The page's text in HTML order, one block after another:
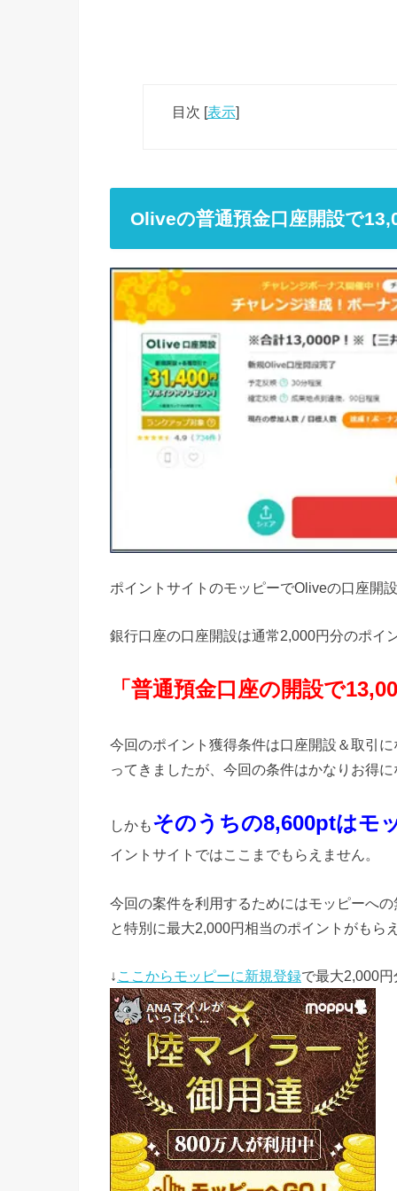
目次 [表示]
Oliveの普通預金口座開設で
ポイントサイトのモッピーでOliveの口座開
銀行口座の口座開設は通常2,000円分のポイ
「普通預金口座の開設で13,0
今回のポイント獲得条件は口座開設＆取引
ってきましたが、今回の条件はかなりお得
しかもそのうちの8,600ptはモ
イントサイトではここまでもらえません。
今回の案件を利用するためにはモッピーへ
と特別に最大2,000円相当のポイントがもら
↓ ここからモッピーに新規登録で最大2,000